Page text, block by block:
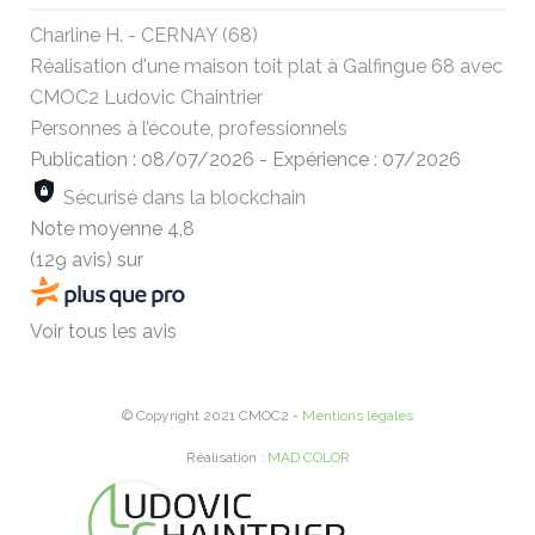
Charline H. - CERNAY (68)
Réalisation d'une maison toit plat à Galfingue 68 avec
CMOC2 Ludovic Chaintrier
Personnes à l’écoute, professionnels
Publication : 08/07/2026 - Expérience : 07/2026
Sécurisé dans la blockchain
Note moyenne 4,8
(129 avis) sur
Voir tous les avis
© Copyright 2021 CMOC2 - Mentions légales
Réalisation : MAD COLOR